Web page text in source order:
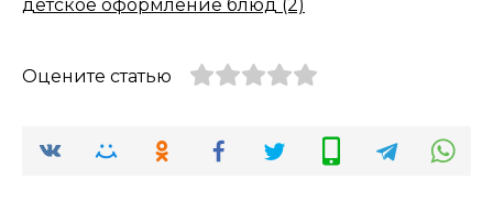
Оцените статью